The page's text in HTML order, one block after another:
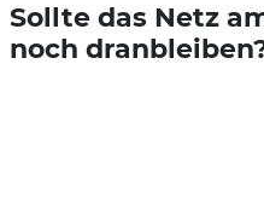
Sollte das Netz
noch